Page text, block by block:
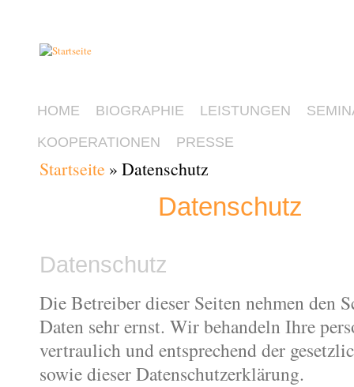
HOME BIOGRAPHIE LEISTUNGEN
KOOPERATIONEN
PRESSE
Sie sind hier
Startseite » Datenschutz
Datenschutz
Datenschutz
Die Betreiber dieser Seiten nehmen den
Daten sehr ernst. Wir behandeln Ihre
vertraulich und entsprechend der
sowie dieser Datenschutzerklärung.